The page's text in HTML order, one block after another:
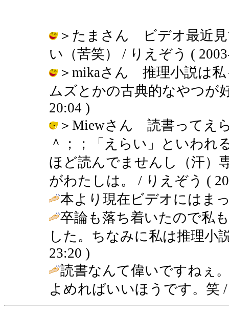
＞たまさん ビデオ最近見
い（苦笑） / りえぞう (
＞mikaさん 推理小説は私
ムズとかの古典的なやつが
20:04 )
＞Miewさん 読書ってえ
＾；；「えらい」といわれ
ほど読んでませんし（汗）
がわたしは。 / りえぞう (
本より現在ビデオにはま
卒論も落ち着いたので私
した。ちなみに私は推理小
23:20 )
読書なんて偉いですねぇ
よめればいいほうです。笑